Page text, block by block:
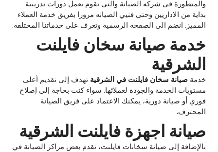
والمتطورة في شركه الصيانة والتي تقوم بعمل دورات تدريبية
بداية من الاداريين وحتى فنيي الصيانه مرورا بفريق خدمة العملاء
المميز. انضم الى الصفحة الرسمية وتعرف على خدماتنا المختلفة.
خدمة صيانة سخان فايلنت
الشرقية
خدمة صيانة سخان فايلنت في الشرقية تهدف إلى تقديم أعلى
مستويات الخدمة والجودة لعملائها. سواء كنت بحاجة إلى إصلاح
فوري أو صيانة دورية، يمكنك الاعتماد على فريق الصيانة
المحترف.
صيانة اجهزة فايلنت الشرقية
بالإضافة إلى صيانة سخانات فايلنت، تقدم بعض مراكز الصيانة في